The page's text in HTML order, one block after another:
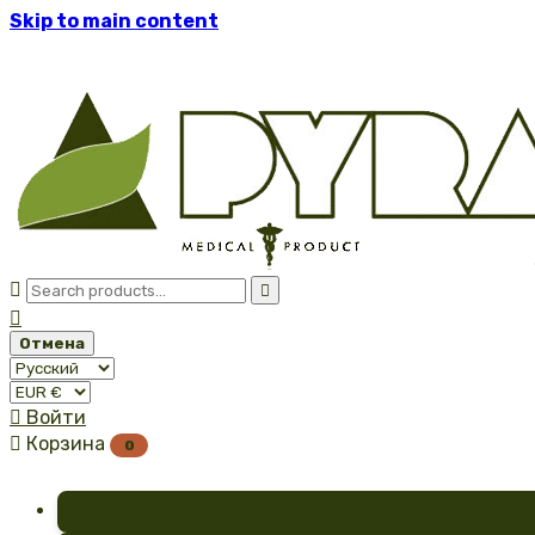
Skip to main content
 

Отмена
 Войти
 Корзина 0